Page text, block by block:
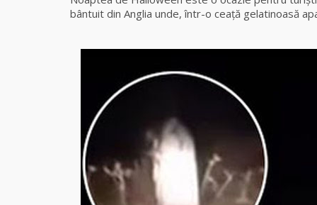
bântuit din Anglia unde, într-o ceaţă gelatinoasă